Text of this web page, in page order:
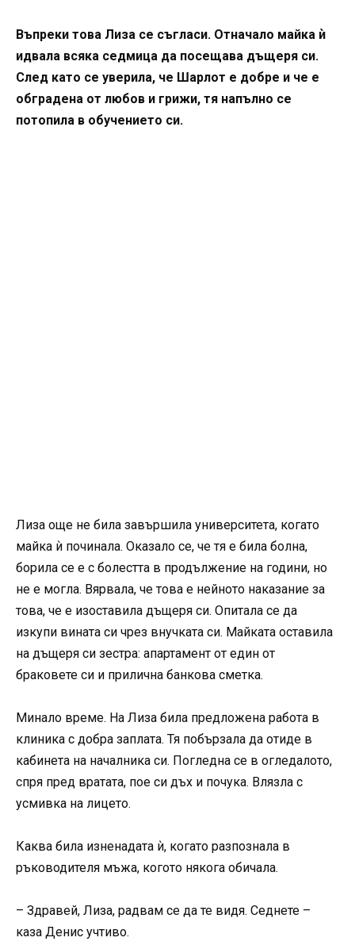
Въпреки това Лиза се съгласи. Отначало майка ѝ
идвала всяка седмица да посещава дъщеря си.
След като се уверила, че Шарлот е добре и че е
обградена от любов и грижи, тя напълно се
потопила в обучението си.
Лиза още не била завършила университета, когато
майка ѝ починала. Оказало се, че тя е била болна,
борила се е с болестта в продължение на години, но
не е могла. Вярвала, че това е нейното наказание за
това, че е изоставила дъщеря си. Опитала се да
изкупи вината си чрез внучката си. Майката оставила
на дъщеря си зестра: апартамент от един от
браковете си и прилична банкова сметка.
Минало време. На Лиза била предложена работа в
клиника с добра заплата. Тя побързала да отиде в
кабинета на началника си. Погледна се в огледалото,
спря пред вратата, пое си дъх и почука. Влязла с
усмивка на лицето.
Каква била изненадата ѝ, когато разпознала в
ръководителя мъжа, когото някога обичала.
– Здравей, Лиза, радвам се да те видя. Седнете –
каза Денис учтиво.